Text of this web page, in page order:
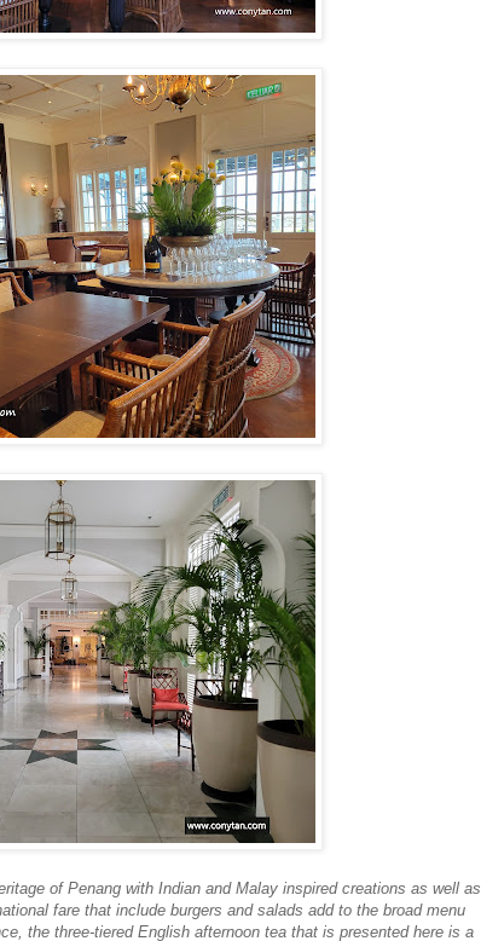
of Penang with Indian and Malay inspired creations as well as
fare that include burgers and salads add to the broad menu
the three-tiered English afternoon tea that is presented here is a